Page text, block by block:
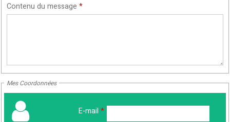
Contenu du message *
Mes Coordonnées
E-mail *